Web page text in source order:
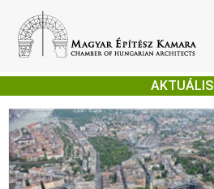
AKTUÁLIS